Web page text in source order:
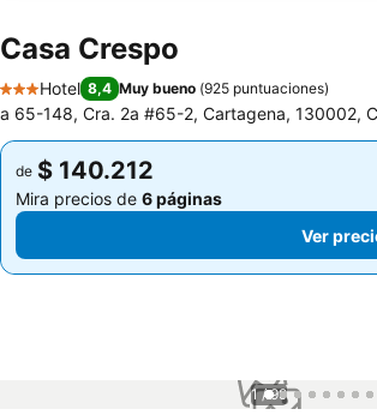
Casa Crespo
3 Estrellas
Hotel 8,4 Muy bueno (925 puntuaciones)
a 65-148, Cra. 2a #65-2, Cartagena, 130002,
de $ 140.212
Mira precios de 6 páginas
Ver precios
de $ 140.212
Mira precios de 6 páginas
Ver
1 / 99